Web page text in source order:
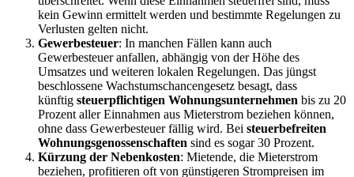
kein Gewinn ermittelt werden und bestimmte Regelungen zu
Verlusten gelten nicht.
Gewerbesteuer: In manchen Fällen kann auch
Gewerbesteuer anfallen, abhängig von der Höhe des
Umsatzes und weiteren lokalen Regelungen. Das jüngst
beschlossene Wachstumschancengesetz besagt, dass
künftig steuerpflichtigen Wohnungsunternehmen bis zu 20
Prozent aller Einnahmen aus Mieterstrom beziehen können,
ohne dass Gewerbesteuer fällig wird. Bei steuerbefreiten
Wohnungsgenossenschaften sind es sogar 30 Prozent.
Kürzung der Nebenkosten: Mietende, die Mieterstrom
beziehen, profitieren oft von günstigeren Strompreisen im